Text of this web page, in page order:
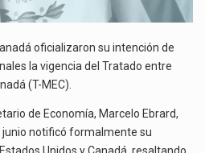
oficializaron su intención de
la vigencia del Tratado entre
(T-MEC).
de Economía, Marcelo Ebrard,
notificó formalmente su
Unidos y Canadá, resaltando